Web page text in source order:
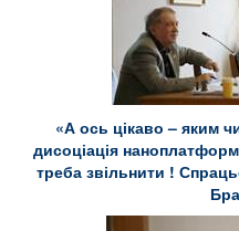
«А ось цікаво – яким
дисоціація
треба звільнити !